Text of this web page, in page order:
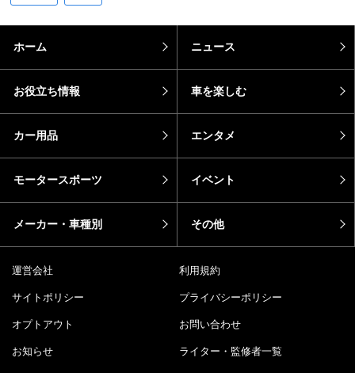
ホーム ニュース
お役立ち情報 車を楽しむ
カー用品 エンタメ
モータースポーツ イベント
メーカー・車種別 その他
運営会社 利用規約
サイトポリシー プライバシーポリシー
オプトアウト お問い合わせ
お知らせ ライター・監修者一覧